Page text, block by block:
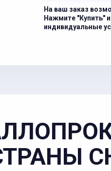
На ваш заказ
Нажмите "Купить"
индивидуальные